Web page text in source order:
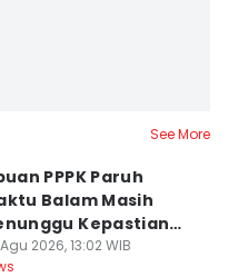
See More
PPPK Paruh
Balam Masih
Kepastian
2026, 13:02 WIB